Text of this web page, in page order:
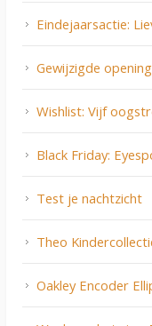
Eindejaarsactie:
Gewijzigde
Wishlist: Vijf
Black Friday:
Test je nachtzicht
Theo
Oakley Encoder